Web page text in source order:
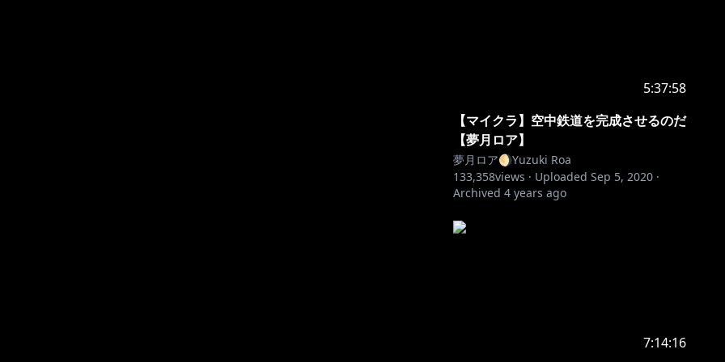
5:37:58
【マイクラ】空中鉄道を完成させるのだ
【夢月ロア】
夢月ロア🌖Yuzuki Roa
133,358views · Uploaded Sep 5, 2020 ·
Archived 4 years ago
7:14:16